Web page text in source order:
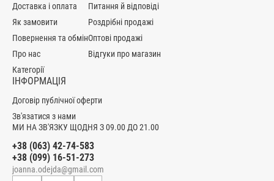
МИ НА ЗВ'ЯЗКУ ЩОДНЯ З 09.00 ДО 21.00
+38 (063) 42-74-583
+38 (099) 16-51-273
joanna.odejda@gmail.com
Доставка і оплата
Як замовити
Повернення та обмін
Про нас
Категорії
Питання й відповіді
Роздрібні продажі
Оптові продажі
Відгуки про магазин
ІНФОРМАЦІЯ
Договір публічної оферти
Зв'язатися з нами